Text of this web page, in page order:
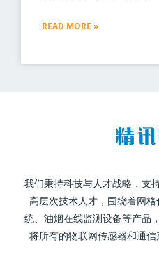
READ MORE »
我们秉持科技与人才战略，支
高层次技术人才，围绕着网
统、油烟在线监测设备等产品
将所有的物联网传感器和通